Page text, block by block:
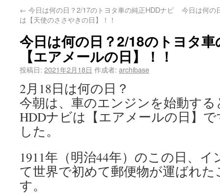
← 今日は何の日？2/17のトヨタ車の純正HDDナビ
は【天使のささやきの日】！！
今日は何の
今日は何の日？2/18のトヨタ
【エアメールの日】！！
投稿日: 2021年2月18日 作成者: archibase
2月18日は何の日？
今朝は、車のエンジンを始動す
HDDナビは【エアメールの日】
した。
1911年（明治44年）のこの日、
て世界で初めて郵便物が運ばれ
す。